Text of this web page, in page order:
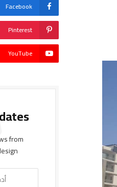
Facebook
Pinterest
YouTube
from